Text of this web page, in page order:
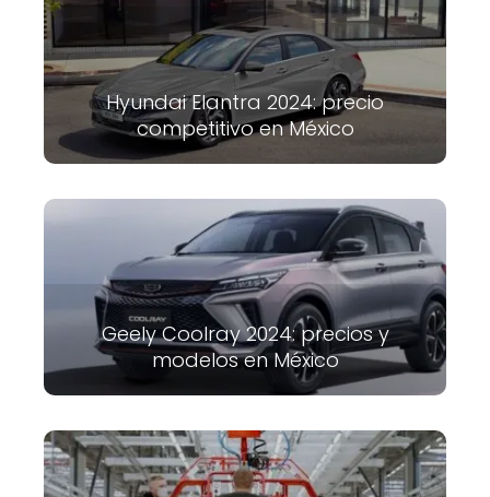
Hyundai Elantra 2024: precio
competitivo en México
Geely Coolray 2024: precios y
modelos en México